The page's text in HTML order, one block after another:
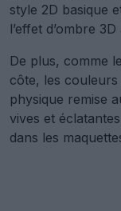
style 2D basique
l’effet d’ombre
De plus, comme
côte, les couleurs
physique remise
vives et
dans les